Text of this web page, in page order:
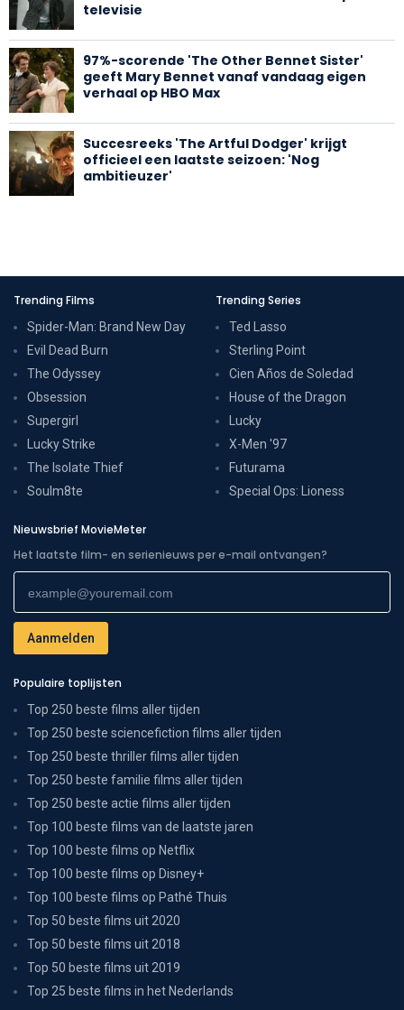
televisie
97%-scorende 'The Other Bennet Sister'
geeft Mary Bennet vanaf vandaag eigen
verhaal op HBO Max
Succesreeks 'The Artful Dodger' krijgt
officieel een laatste seizoen: 'Nog
ambitieuzer'
Trending Films
Spider-Man: Brand New Day
Evil Dead Burn
The Odyssey
Obsession
Supergirl
Lucky Strike
The Isolate Thief
Soulm8te
Trending Series
Ted Lasso
Sterling Point
Cien Años de Soledad
House of the Dragon
Lucky
X-Men '97
Futurama
Special Ops: Lioness
Nieuwsbrief MovieMeter
Het laatste film- en serienieuws per e-mail ontvangen?
Populaire toplijsten
Top 250 beste films aller tijden
Top 250 beste sciencefiction films aller tijden
Top 250 beste thriller films aller tijden
Top 250 beste familie films aller tijden
Top 250 beste actie films aller tijden
Top 100 beste films van de laatste jaren
Top 100 beste films op Netflix
Top 100 beste films op Disney+
Top 100 beste films op Pathé Thuis
Top 50 beste films uit 2020
Top 50 beste films uit 2018
Top 50 beste films uit 2019
Top 25 beste films in het Nederlands